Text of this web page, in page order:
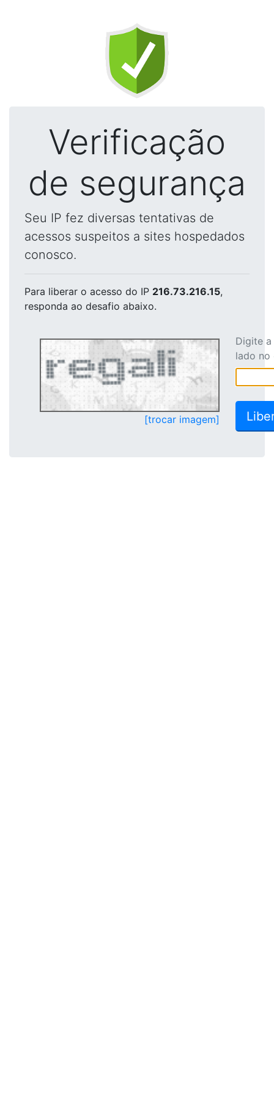
Verificação
de segurança
Seu IP fez diversas tentativas de
acessos suspeitos a sites hospedados
conosco.
Para liberar o acesso do IP 216.73.216.15,
responda ao desafio abaixo.
[trocar imagem]
Digite
lado no